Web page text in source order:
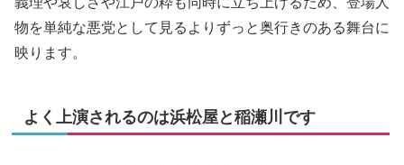
物を単純な悪党として見るよりずっと奥行きのある舞台に
映ります。
よく上演されるのは浜松屋と稲瀬川です